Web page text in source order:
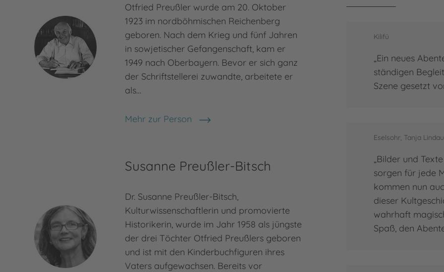
Otfried Preußler wurde am 20. Oktober
1923 im nordböhmischen Reichenberg
geboren. Nach dem Krieg und fünf Jahren
in sowjetischer Gefangenschaft, kam er
1949 nach Oberbayern. Bevor er sich ganz
der Schriftstellerei zuwandte, arbeitete er
als…
Mehr zur Person
Otfried Preußler
Susanne Preußler-Bitsch
Dr. Susanne Preußler-Bitsch,
Kulturwissenschaftlerin und promovierte
Historikerin, wurde im Jahr 1958 als jüngste
der drei Töchter Otfried Preußlers geboren
und ist mit den Kinderbuchfiguren ihres
Vaters aufgewachsen. Bereits vor
und…
Kilifü
„Ein neues
ständigen
Szene gesetzt
Eselsohr, Tanja
„Bilder und
sorgen für jede
kommen nun
dieser
wahrhaft
Spaß, den